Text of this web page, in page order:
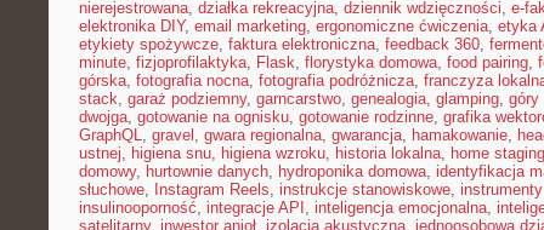
nierejestrowana, działka rekreacyjna, dziennik wdzięczności, e-
elektronika DIY, email marketing, ergonomiczne ćwiczenia, etyka
etykiety spożywcze, faktura elektroniczna, feedback 360,
minute, fizjoprofilaktyka, Flask, florystyka domowa, food pairing,
górska, fotografia nocna, fotografia podróżnicza, franczyza
stack, garaż podziemny, garncarstwo, genealogia, glamping, góry
dwojga, gotowanie na ognisku, gotowanie rodzinne, grafika
GraphQL, gravel , gwara regionalna, gwarancja, hamakowanie,
ustnej, higiena snu, higiena wzroku, historia lokalna, home staging
domowy, hurtownie danych, hydroponika domowa, identyfikacja
słuchowe, Instagram Reels, instrukcje stanowiskowe,
insulinooporność, integracje API , inteligencja emocjonalna,
satelitarny, inwestor anioł, izolacja akustyczna, jednoosobowa